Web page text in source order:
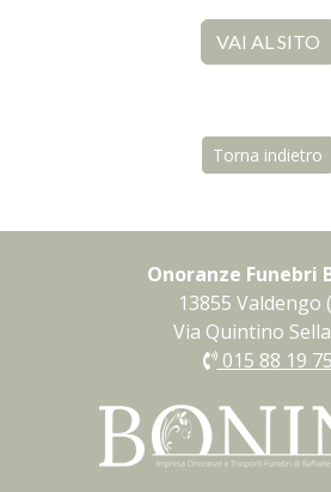
VAI AL SITO
Torna indietro
Onoranze Funebri
13855 Valdengo
Via Quintino
015 88 19 75